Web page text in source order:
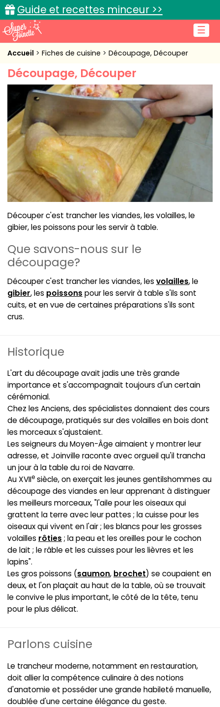
☰
Guide et recettes minceur >>
Accueil
Recettes de cuisine
Cuisine pratique
L'actu cuisine
Connexion
Accueil Fiches de cuisine Découpage, Découper
Découpage, Découper
Découper c'est trancher les viandes, les volailles, le
gibier, les poissons pour les servir à table.
Que savons-nous sur le
découpage?
Découper c'est trancher les viandes, les volailles, le
gibier, les poissons pour les servir à table s'ils sont
cuits, et en vue de certaines préparations s'ils sont
crus.
Historique
L'art du découpage avait jadis une très grande
importance et s'accompagnait toujours d'un certain
cérémonial.
Chez les Anciens, des spécialistes donnaient des cours
de découpage, pratiqués sur des volailles en bois dont
les morceaux s'ajustaient.
Les seigneurs du Moyen-Âge aimaient y montrer leur
adresse, et Joinville raconte avec orgueil qu'il trancha
un jour à la table du roi de Navarre.
Au XVIIe siècle, on exerçait les jeunes gentilshommes au
découpage des viandes en leur apprenant à distinguer
les meilleurs morceaux, "l'aile pour les oiseaux qui
grattent la terre avec leur pattes ; la cuisse pour les
oiseaux qui vivent en l'air ; les blancs pour les grosses
volailles rôties ; la peau et les oreilles pour le cochon
de lait ; le râble et les cuisses pour les lièvres et les
lapins".
Les gros poissons (saumon, brochet) se coupaient en
deux, et l'on plaçait au haut de la table, où se trouvait
le convive le plus important, le côté de la tête, tenu
pour le plus délicat.
Parlons cuisine
Le trancheur moderne, notamment en restauration,
doit allier la compétence culinaire à des notions
d'anatomie et posséder une grande habileté manuelle,
doublée d'une certaine élégance du geste.